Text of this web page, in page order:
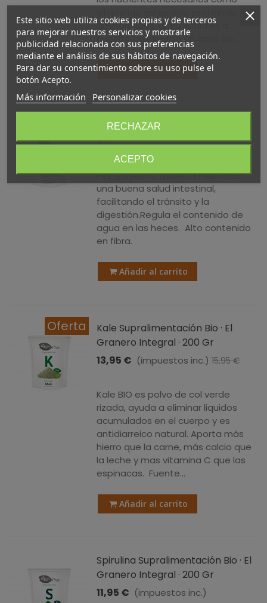
aminoácidos, antioxidantes a
nuestro organismo en caso de...
Añadir al carrito
Psy Bio · El Granero Integral · 150
Gr
7,95 € (impuestos inc.)
Psy (psyllium) ayuda a mantener
una buena salud intestinal,
facilitando el tránsito y la
digestión.Regula el contenido de
agua en las heces. Alto contenido
en fibra.
Añadir al carrito
Oferta
Kale Supralimentación Bio · El
Granero Integral · 200 Gr
13,95 € (impuestos inc.) 15,95 €
Kale BIO es polvo de col verde
rizada, ayuda a eliminar liquidos
acumulados en el cuerpo y es
antidiarreico natural. Aporta más
hierro que la carne, más calcio que
la leche y mas vitamina C que las
espinacas. Fuente...
Añadir al carrito
Spirulina Supralimentación Bio · El
Granero Integral · 200 Gr
11,95 € (impuestos inc.)
Este sitio web utiliza cookies propias y de terceros
para mejorar nuestros servicios y mostrarle
publicidad relacionada con sus preferencias
mediante el análisis de sus hábitos de navegación.
Para dar su consentimiento sobre su uso pulse el
botón Acepto.
Más información Personalizar cookies
RECHAZAR
ACEPTO